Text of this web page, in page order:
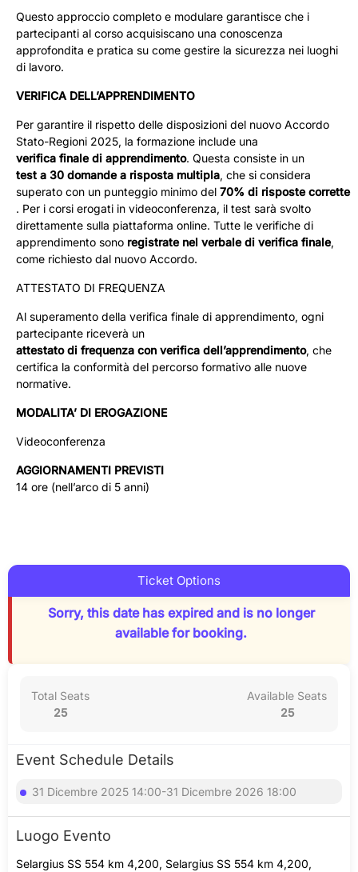
Questo approccio completo e modulare garantisce che i
partecipanti al corso acquisiscano una conoscenza
approfondita e pratica su come gestire la sicurezza nei luoghi
di lavoro.
VERIFICA DELL’APPRENDIMENTO
Per garantire il rispetto delle disposizioni del nuovo Accordo
Stato-Regioni 2025, la formazione include una
verifica finale di apprendimento. Questa consiste in un
test a 30 domande a risposta multipla, che si considera
superato con un punteggio minimo del 70% di risposte corrette
. Per i corsi erogati in videoconferenza, il test sarà svolto
direttamente sulla piattaforma online. Tutte le verifiche di
apprendimento sono registrate nel verbale di verifica finale,
come richiesto dal nuovo Accordo.
ATTESTATO DI FREQUENZA
Al superamento della verifica finale di apprendimento, ogni
partecipante riceverà un
attestato di frequenza con verifica dell’apprendimento, che
certifica la conformità del percorso formativo alle nuove
normative.
MODALITA’ DI EROGAZIONE
Videoconferenza
AGGIORNAMENTI PREVISTI
14 ore (nell’arco di 5 anni)
Ticket Options
Sorry, this date has expired and is no longer
available for booking.
Total Seats
25
Available Seats
25
Event Schedule Details
31 Dicembre 2025 14:00-31 Dicembre 2026 18:00
Luogo Evento
Selargius SS 554 km 4,200, Selargius SS 554 km 4,200,